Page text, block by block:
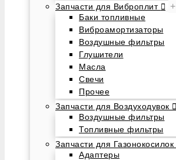
Запчасти для Виброплит
+
Баки топливные
Виброамортизаторы
Воздушные фильтры
Глушители
Масла
Свечи
Прочее
Запчасти для Воздуходувок
Воздушные фильтры
Топливные фильтры
Запчасти для Газонокосилок
Адаптеры